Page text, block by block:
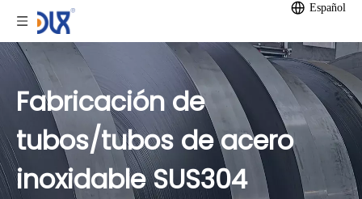
Español
Fabricación de
tubos/tubos de acero
inoxidable SUS304